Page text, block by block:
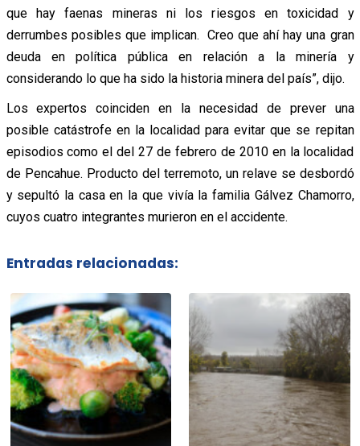
que hay faenas mineras ni los riesgos en toxicidad y
derrumbes posibles que implican. Creo que ahí hay una gran
deuda en política pública en relación a la minería y
considerando lo que ha sido la historia minera del país”, dijo.
Los expertos coinciden en la necesidad de prever una
posible catástrofe en la localidad para evitar que se repitan
episodios como el del 27 de febrero de 2010 en la localidad
de Pencahue. Producto del terremoto, un relave se desbordó
y sepultó la casa en la que vivía la familia Gálvez Chamorro,
cuyos cuatro integrantes murieron en el accidente.
Entradas relacionadas: